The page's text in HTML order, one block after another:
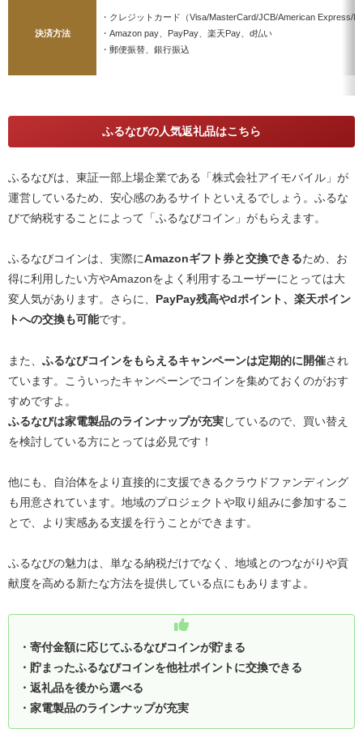
決済方法
・クレジットカード（Visa/MasterCard/JCB/American Express/
・Amazon pay、PayPay、楽天Pay、d払い
・郵便振替、銀行振込
ふるなびの人気返礼品はこちら
ふるなびは、東証一部上場企業である「株式会社アイモバイル」が
運営しているため、安心感のあるサイトといえるでしょう。ふるな
びで納税することによって「ふるなびコイン」がもらえます。
ふるなびコインは、実際にAmazonギフト券と交換できるため、お
得に利用したい方やAmazonをよく利用するユーザーにとっては大
変人気があります。さらに、 PayPay残高やdポイント、楽天ポイン
トへの交換も可能です。
また、 ふるなびコインをもらえるキャンペーンは定期的に開催され
ています。こういったキャンペーンでコインを集めておくのがおす
すめですよ。
ふるなびは家電製品のラインナップが充実しているので、買い替え
を検討している方にとっては必見です！
他にも、自治体をより直接的に支援できるクラウドファンディング
も用意されています。地域のプロジェクトや取り組みに参加するこ
とで、より実感ある支援を行うことができます。
ふるなびの魅力は、単なる納税だけでなく、地域とのつながりや貢
献度を高める新たな方法を提供している点にもありますよ。
・寄付金額に応じてふるなびコインが貯まる
・貯まったふるなびコインを他社ポイントに交換できる
・返礼品を後から選べる
・家電製品のラインナップが充実